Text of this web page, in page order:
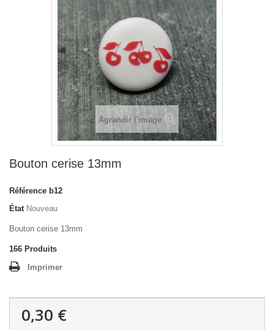
Agrandir l'image
Bouton cerise 13mm
Référence b12
État Nouveau
Bouton cerise 13mm
166 Produits
Imprimer
0,30 €